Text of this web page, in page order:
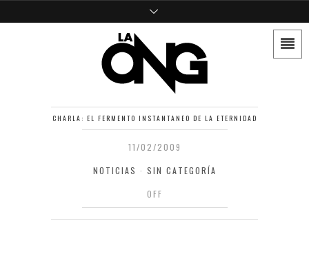
CHARLA: EL FERMENTO INSTANTANEO DE LA ETERNIDAD
11/02/2009
NOTICIAS · SIN CATEGORÍA
OFF